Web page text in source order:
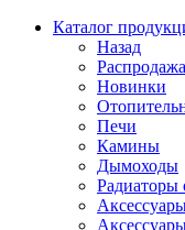
Каталог
Назад
Распродажа
Новинки
Печи
Камины
Дымоходы
Радиаторы